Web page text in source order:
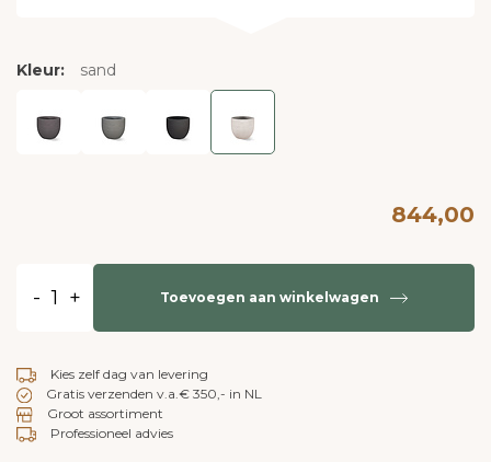
Kleur: sand
844,00
- + Toevoegen aan winkelwagen
Kies zelf dag van levering
Gratis verzenden v.a.€ 350,- in NL
Groot assortiment
Professioneel advies